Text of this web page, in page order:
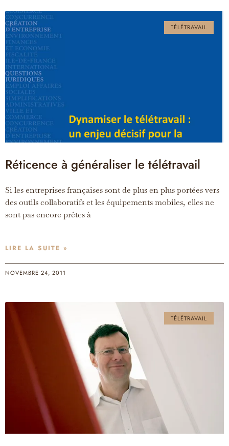
TÉLÉTRAVAIL
Réticence à généraliser le télétravail
Si les entreprises françaises sont de plus en plus portées vers
des outils collaboratifs et les équipements mobiles, elles ne
sont pas encore prêtes à
LIRE LA SUITE »
NOVEMBRE 24, 2011
TÉLÉTRAVAIL